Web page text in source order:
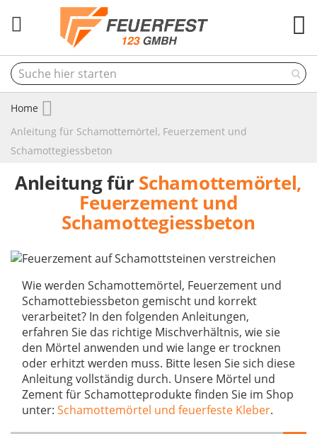
Home
Anleitung für Schamottemörtel, Feuerzement und
Schamottegiessbeton
Anleitung für Schamottemörtel,
Feuerzement und
Schamottegiessbeton
Wie werden Schamottemörtel, Feuerzement und
Schamottebiessbeton gemischt und korrekt
verarbeitet? In den folgenden Anleitungen,
erfahren Sie das richtige Mischverhältnis, wie sie
den Mörtel anwenden und wie lange er trocknen
oder erhitzt werden muss. Bitte lesen Sie sich diese
Anleitung vollständig durch. Unsere Mörtel und
Zement für Schamotteprodukte finden Sie im Shop
unter: Schamottemörtel und feuerfeste Kleber.